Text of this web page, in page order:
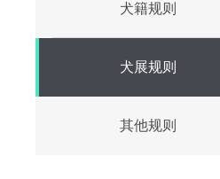
犬籍规则
犬展规则
其他规则